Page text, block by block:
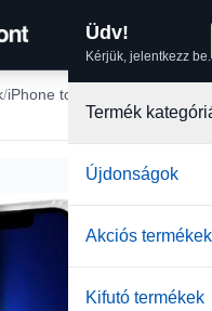
Üdv!
Kérjük, jelentkezz be.
Termék
Újdonságok
Akciós termékek
Kifutó termékek
iPhone tokok